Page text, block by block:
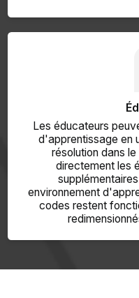
Les éducateurs
d'apprentissage en
résolution dans
directement les
environnement
codes restent